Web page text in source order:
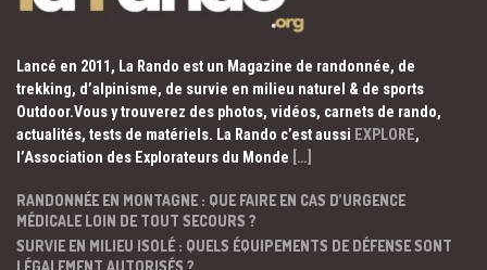
Lancé en 2011, La Rando est un Magazine de randonnée, de
trekking, d’alpinisme, de survie en milieu naturel & de sports
Outdoor.Vous y trouverez des photos, vidéos, carnets de rando,
actualités, tests de matériels. La Rando c’est aussi EXPLORE,
l’Association des Explorateurs du Monde […]
RANDONNÉE EN MONTAGNE : QUE FAIRE EN CAS D’URGENCE
MÉDICALE LOIN DE TOUT SECOURS ?
SURVIE EN MILIEU ISOLÉ : QUELS ÉQUIPEMENTS DE DÉFENSE SONT
LÉGALEMENT AUTORISÉS ?